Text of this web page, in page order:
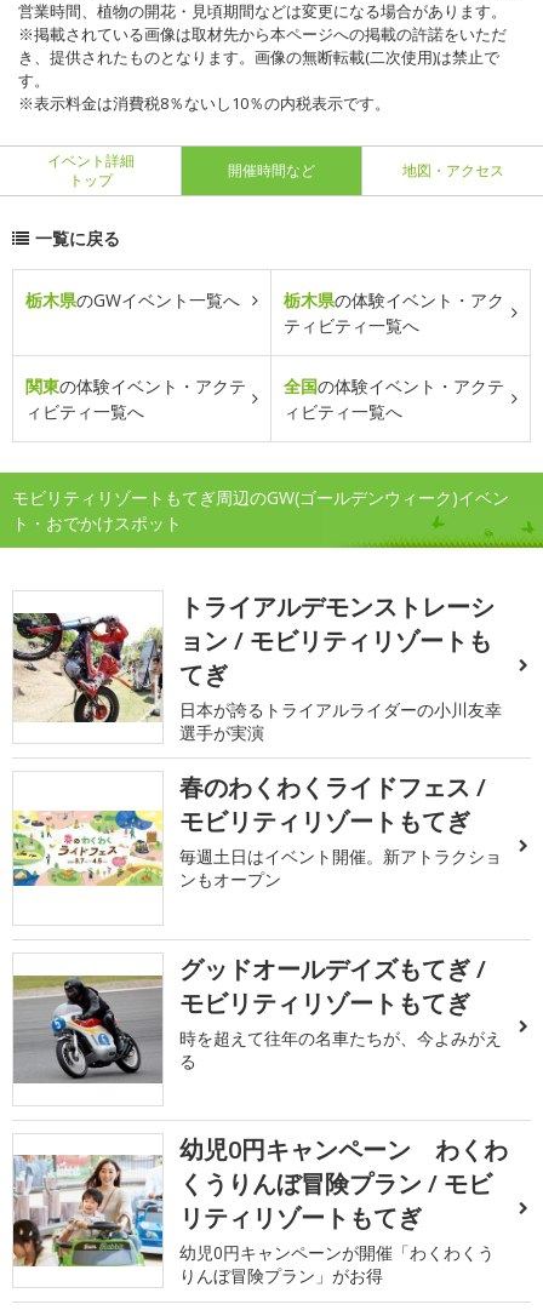
営業時間、植物の開花・見頃期間などは変更になる場合があります。
※掲載されている画像は取材先から本ページへの掲載の許諾をいただ
き、提供されたものとなります。画像の無断転載(二次使用)は禁止で
す。
※表示料金は消費税8％ないし10％の内税表示です。
イベント詳細
トップ
開催時間など 地図・アクセス
一覧に戻る
栃木県のGWイベント一覧へ 栃木県の体験イベント・アク
ティビティ一覧へ
関東の体験イベント・アクテ
ィビティ一覧へ
全国の体験イベント・アクテ
ィビティ一覧へ
モビリティリゾートもてぎ周辺のGW(ゴールデンウィーク)イベン
ト・おでかけスポット
トライアルデモンストレーシ
ョン / モビリティリゾートも
てぎ
日本が誇るトライアルライダーの小川友幸
選手が実演
春のわくわくライドフェス /
モビリティリゾートもてぎ
毎週土日はイベント開催。新アトラクショ
ンもオープン
グッドオールデイズもてぎ /
モビリティリゾートもてぎ
時を超えて往年の名車たちが、今よみがえ
る
幼児0円キャンペーン わくわ
くうりんぼ冒険プラン / モビ
リティリゾートもてぎ
幼児0円キャンペーンが開催「わくわくう
りんぼ冒険プラン」がお得